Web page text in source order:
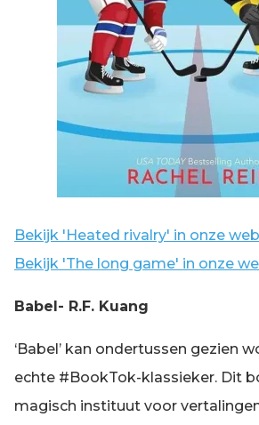
Bekijk 'Heated rivalry' in onze
Bekijk 'The long game' in onze
Babel- R.F. Kuang
‘Babel’ kan ondertussen gezien
echte #BookTok-klassieker. Dit
magisch instituut voor